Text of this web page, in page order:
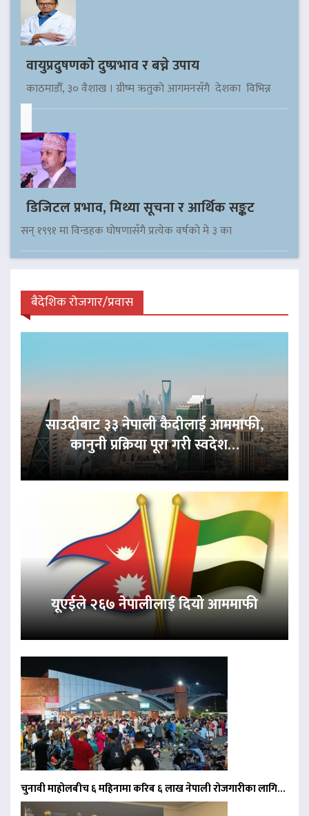
वायुप्रदुषणको दुष्प्रभाव र बच्ने उपाय
काठमाडौँ, ३० वैशाख । ग्रीष्म ऋतुको आगमनसँगै देशका विभिन्न
डिजिटल प्रभाव, मिथ्या सूचना र आर्थिक सङ्कट
सन् १९९१ मा विन्डहक घोषणासँगै प्रत्येक वर्षको मे ३ का
बैदेशिक रोजगार/प्रवास
साउदीबाट ३३ नेपाली कैदीलाई आममाफी,
कानुनी प्रक्रिया पूरा गरी स्वदेश…
यूएईले २६७ नेपालीलाई दियो आममाफी
चुनावी माहोलबीच ६ महिनामा करिब ६ लाख नेपाली रोजगारीका लागि…